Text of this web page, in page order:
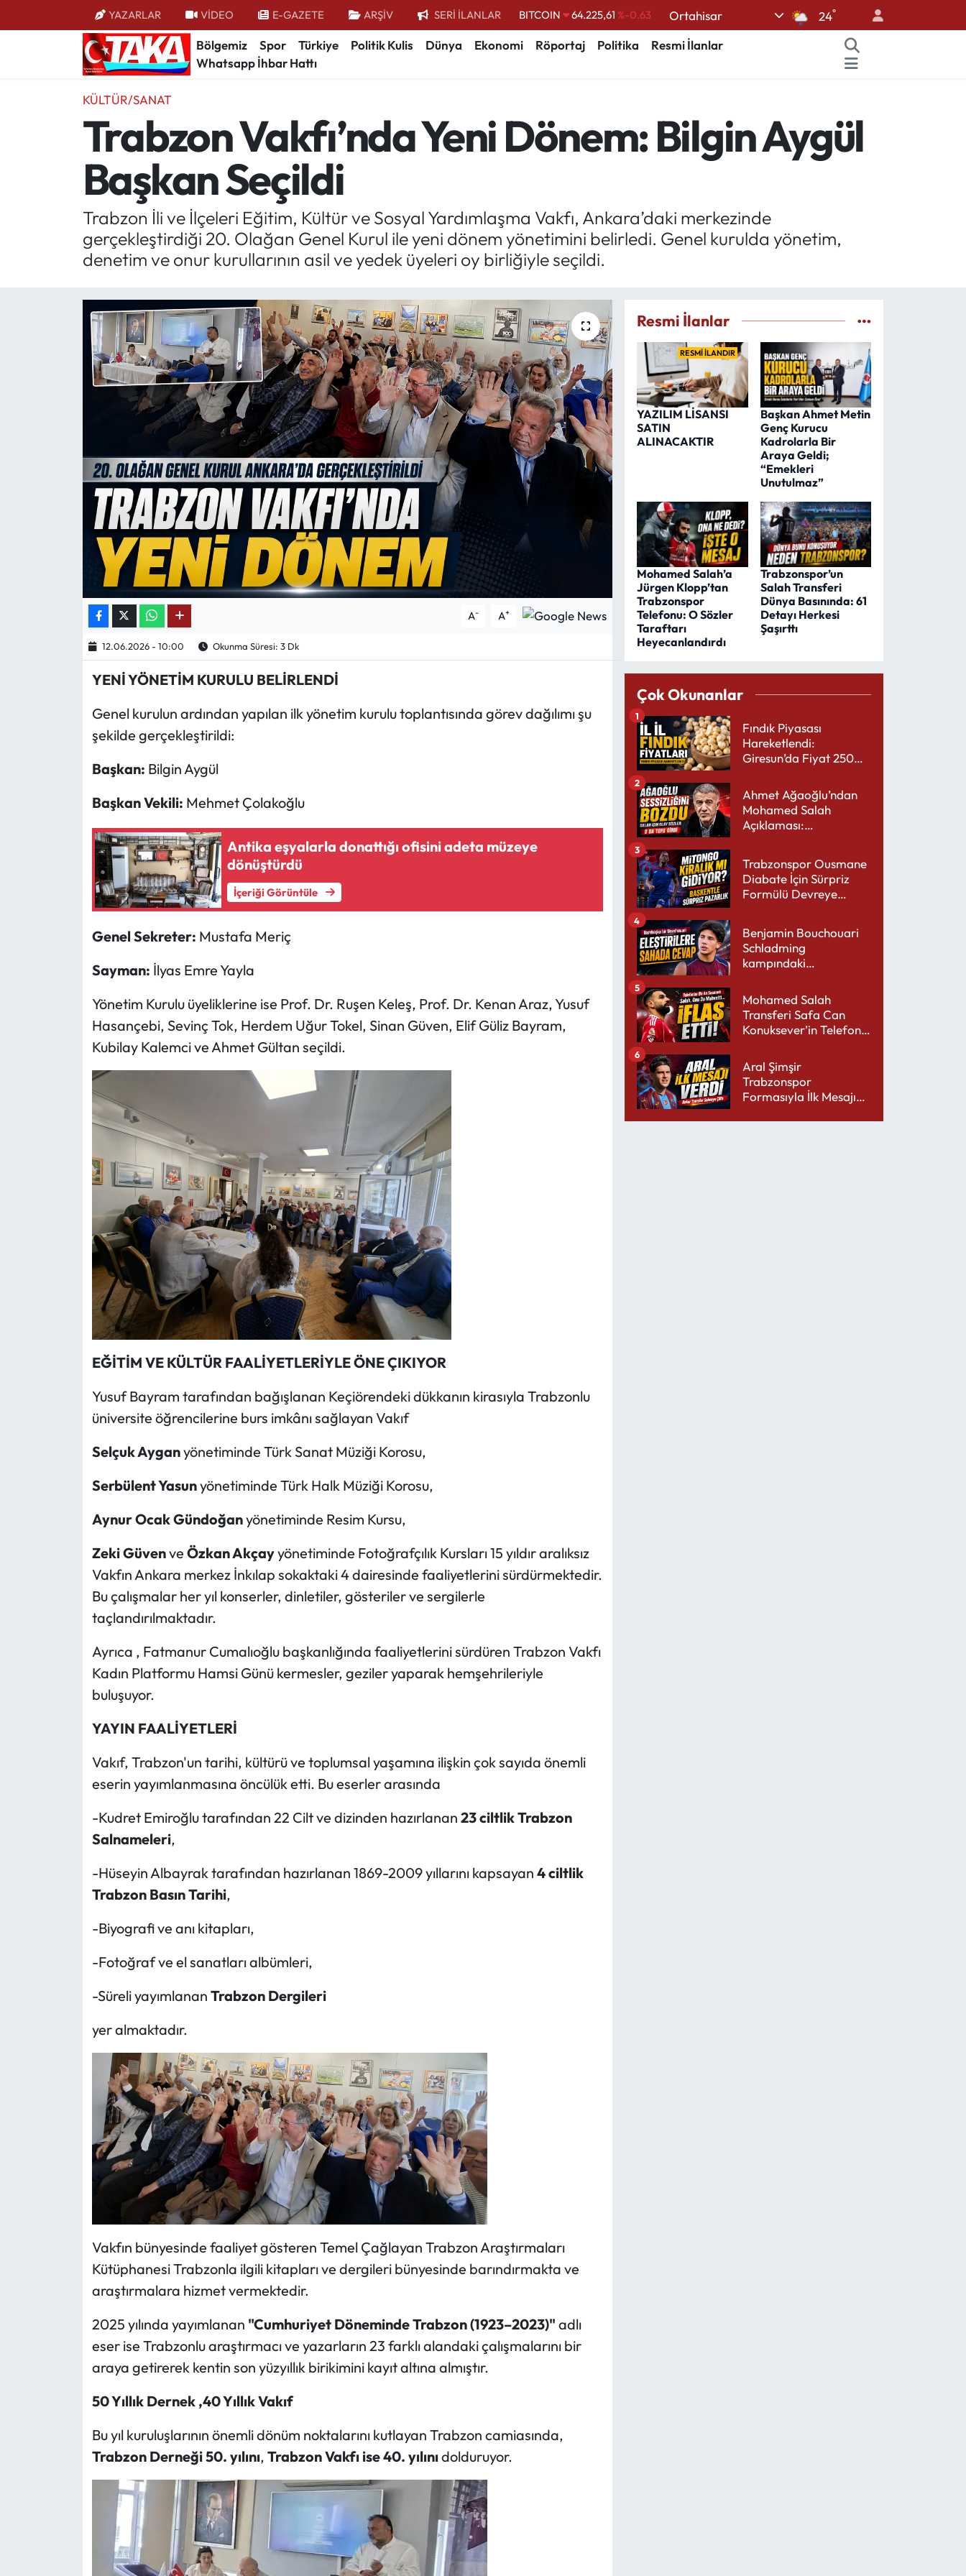
YAZARLAR VİDEO E-GAZETE ARŞİV SERİ İLANLAR DOLAR 47,7143%0.16
EURO
55,0317%-0.02
BİST100
BITCOIN
64.225,61 %-0.63
Ortahisar 24°
Bölgemiz Spor Türkiye Politik Kulis Dünya Ekonomi Röportaj Politika
Resmi İlanlar
Whatsapp İhbar Hattı
KÜLTÜR/SANAT
Trabzon Vakfı’nda Yeni Dönem: Bilgin Aygül
Başkan Seçildi
Trabzon İli ve İlçeleri Eğitim, Kültür ve Sosyal Yardımlaşma Vakfı, Ankara’daki merkezinde
gerçekleştirdiği 20. Olağan Genel Kurul ile yeni dönem yönetimini belirledi. Genel kurulda yönetim,
denetim ve onur kurullarının asil ve yedek üyeleri oy birliğiyle seçildi.
A- A+
12.06.2026 - 10:00 Okunma Süresi: 3 Dk
YENİ YÖNETİM KURULU BELİRLENDİ
Genel kurulun ardından yapılan ilk yönetim kurulu toplantısında görev dağılımı şu
şekilde gerçekleştirildi:
Başkan: Bilgin Aygül
Başkan Vekili: Mehmet Çolakoğlu
Antika eşyalarla donattığı ofisini adeta müzeye
dönüştürdü
İçeriği Görüntüle
Genel Sekreter: Mustafa Meriç
Sayman: İlyas Emre Yayla
Yönetim Kurulu üyeliklerine ise Prof. Dr. Ruşen Keleş, Prof. Dr. Kenan Araz, Yusuf
Hasançebi, Sevinç Tok, Herdem Uğur Tokel, Sinan Güven, Elif Güliz Bayram,
Kubilay Kalemci ve Ahmet Gültan seçildi.
EĞİTİM VE KÜLTÜR FAALİYETLERİYLE ÖNE ÇIKIYOR
Yusuf Bayram tarafından bağışlanan Keçiörendeki dükkanın kirasıyla Trabzonlu
üniversite öğrencilerine burs imkânı sağlayan Vakıf
Selçuk Ayganyönetiminde Türk Sanat Müziği Korosu,
Serbülent Yasunyönetiminde Türk Halk Müziği Korosu,
Aynur Ocak Gündoğanyönetiminde Resim Kursu,
Zeki Güvenve Özkan Akçayyönetiminde Fotoğrafçılık Kursları 15 yıldır aralıksız
Vakfın Ankara merkez İnkılap sokaktaki 4 dairesinde faaliyetlerini sürdürmektedir.
Bu çalışmalar her yıl konserler, dinletiler, gösteriler ve sergilerle
taçlandırılmaktadır.
Ayrıca , Fatmanur Cumalıoğlu başkanlığında faaliyetlerini sürdüren Trabzon Vakfı
Kadın Platformu Hamsi Günü kermesler, geziler yaparak hemşehrileriyle
buluşuyor.
YAYIN FAALİYETLERİ
Vakıf, Trabzon'un tarihi, kültürü ve toplumsal yaşamına ilişkin çok sayıda önemli
eserin yayımlanmasına öncülük etti. Bu eserler arasında
-Kudret Emiroğlu tarafından 22 Cilt ve dizinden hazırlanan 23 ciltlik Trabzon
Salnameleri,
-Hüseyin Albayrak tarafından hazırlanan 1869-2009 yıllarını kapsayan 4 ciltlik
Trabzon Basın Tarihi,
-Biyografi ve anı kitapları,
-Fotoğraf ve el sanatları albümleri,
-Süreli yayımlanan Trabzon Dergileri
yer almaktadır.
Vakfın bünyesinde faaliyet gösteren Temel Çağlayan Trabzon Araştırmaları
Kütüphanesi Trabzonla ilgili kitapları ve dergileri bünyesinde barındırmakta ve
araştırmalara hizmet vermektedir.
2025 yılında yayımlanan "Cumhuriyet Döneminde Trabzon (1923–2023)" adlı
eser ise Trabzonlu araştırmacı ve yazarların 23 farklı alandaki çalışmalarını bir
araya getirerek kentin son yüzyıllık birikimini kayıt altına almıştır.
50 Yıllık Dernek ,40 Yıllık Vakıf
Bu yıl kuruluşlarının önemli dönüm noktalarını kutlayan Trabzon camiasında,
Trabzon Derneği 50. yılını, Trabzon Vakfı ise 40. yılınıdolduruyor.
Resmi İlanlar
RESMİ İLANDIR
YAZILIM LİSANSI
SATIN
ALINACAKTIR
Başkan Ahmet Metin
Genç Kurucu
Kadrolarla Bir
Araya Geldi;
“Emekleri
Unutulmaz”
Mohamed Salah’a
Jürgen Klopp’tan
Trabzonspor
Telefonu: O Sözler
Taraftarı
Heyecanlandırdı
Trabzonspor’un
Salah Transferi
Dünya Basınında: 61
Detayı Herkesi
Şaşırttı
Çok Okunanlar
Fındık Piyasası
Hareketlendi:
Giresun’da Fiyat 250
1
Ahmet Ağaoğlu’ndan
Mohamed Salah
Açıklaması:
Yakışır
2
Trabzonspor Ousmane
Diabate İçin Sürpriz
Formülü Devreye
3
Benjamin Bouchouari
Schladming
kampındaki
4
Mohamed Salah
Transferi Safa Can
Konuksever’in Telefon
5
Aral Şimşir
Trabzonspor
Formasıyla İlk Mesajını
6
Bölgemiz
Kültür/Sanat
Politik Kulis
Mektup Galeri
Köşe Yazıları
Karikatür Galeri
ASTROLOJİ
Spor Yazıları
Mektup Galeri
Trabzon Nöbetçi Eczaneler
Trabzon Hava Durumu
Trabzon Trafik Yoğunluk Haritası
Süper Lig Puan Durumu ve Fikstür
Son Dakika Haberleri